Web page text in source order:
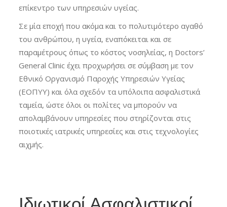
επίκεντρο των υπηρεσιών υγείας.
Σε μία εποχή που ακόμα και το πολυτιμότερο αγαθό
του ανθρώπου, η υγεία, εναπόκειται και σε
παραμέτρους όπως το κόστος νοσηλείας, η Doctors’
General Clinic έχει προχωρήσει σε σύμβαση με τον
Εθνικό Οργανισμό Παροχής Υπηρεσιών Υγείας
(ΕΟΠΥΥ) και όλα σχεδόν τα υπόλοιπα ασφαλιστικά
ταμεία, ώστε όλοι οι πολίτες να μπορούν να
απολαμβάνουν υπηρεσίες που στηρίζονται στις
ποιοτικές ιατρικές υπηρεσίες και στις τεχνολογίες
αιχμής.